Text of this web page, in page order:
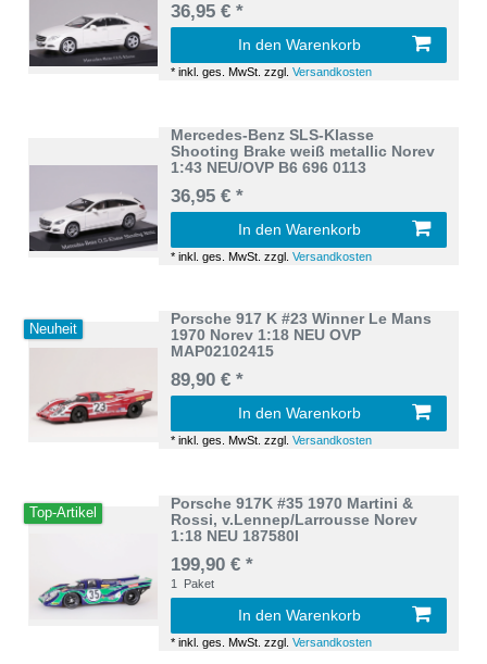
36,95 € *
In den Warenkorb
*inkl. ges. MwSt. zzgl.Versandkosten
Mercedes-Benz SLS-Klasse
Shooting Brake weiß metallic Norev
1:43 NEU/OVP B6 696 0113
36,95 € *
In den Warenkorb
*inkl. ges. MwSt. zzgl.Versandkosten
Neuheit
Porsche 917 K #23 Winner Le Mans
1970 Norev 1:18 NEU OVP
MAP02102415
89,90 € *
In den Warenkorb
*inkl. ges. MwSt. zzgl.Versandkosten
Top-Artikel
Porsche 917K #35 1970 Martini &
Rossi, v.Lennep/Larrousse Norev
1:18 NEU 187580I
199,90 € *
1 Paket
In den Warenkorb
*inkl. ges. MwSt. zzgl.Versandkosten